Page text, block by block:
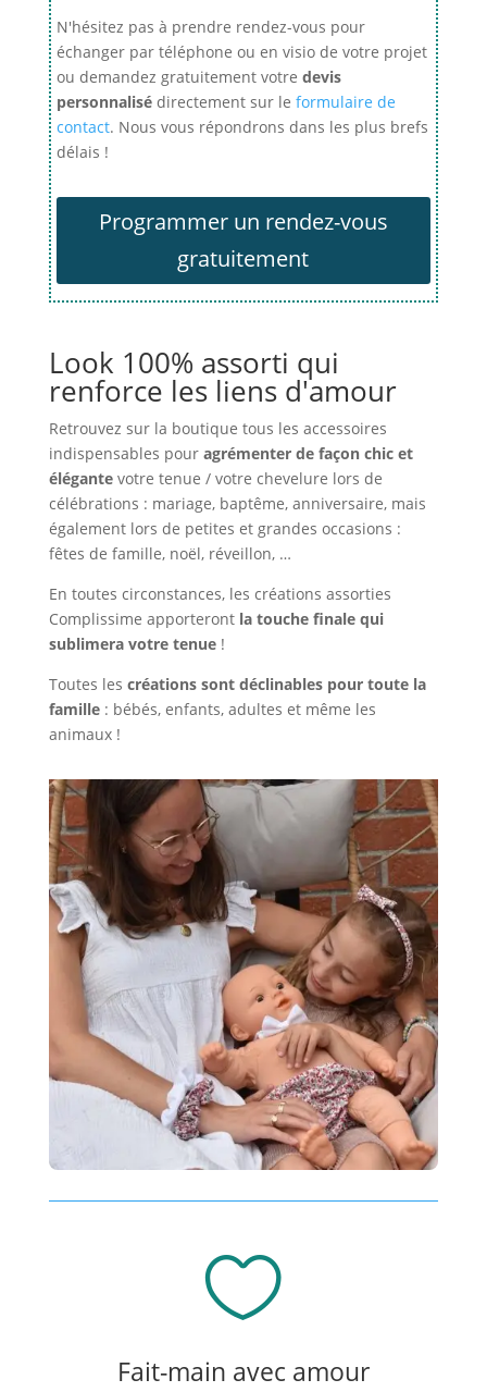
N'hésitez pas à prendre rendez-vous pour
échanger par téléphone ou en visio de votre projet
ou demandez gratuitement votre devis
personnalisédirectement sur le formulaire de
contact. Nous vous répondrons dans les plus brefs
délais !
Programmer un rendez-vous
gratuitement
Look 100% assorti qui
renforce les liens d'amour
Retrouvez sur la boutique tous les accessoires
indispensables pouragrémenter de façon chic et
élégantevotre tenue / votre chevelure lors de
célébrations : mariage, baptême, anniversaire, mais
également lors de petites et grandes occasions :
fêtes de famille, noël, réveillon, …
En toutes circonstances, les créations assorties
Complissime apporteront la touche finale qui
sublimera votre tenue !
Toutes les créations sont déclinables pour toute la
famille: bébés, enfants, adultes et même les
animaux !

Fait-main avec amour